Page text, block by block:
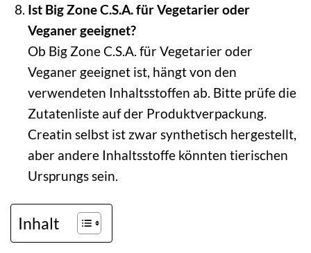
Ist Big Zone C.S.A. für Vegetarier oder
Veganer geeignet?
Ob Big Zone C.S.A. für Vegetarier oder
Veganer geeignet ist, hängt von den
verwendeten Inhaltsstoffen ab. Bitte prüfe die
Zutatenliste auf der Produktverpackung.
Creatin selbst ist zwar synthetisch hergestellt,
aber andere Inhaltsstoffe könnten tierischen
Ursprungs sein.
Inhalt